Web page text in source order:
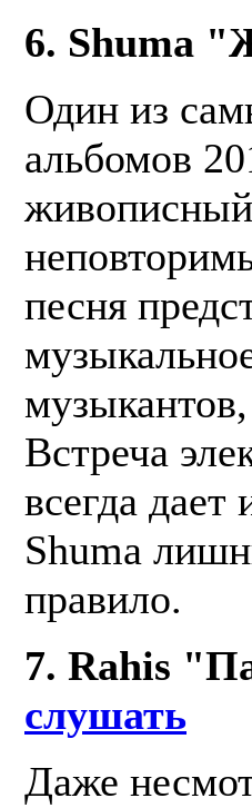
6. Shuma
Один из
альбомов
песня
Встреча
всегда дает
Shuma
правило.
7. Rahis
слушать
Даже